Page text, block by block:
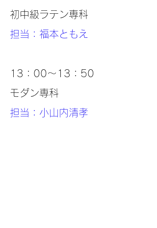
初中級ラテン専科
担当：福本ともえ
13：00～13：50
モダン専科
担当：小山内清孝